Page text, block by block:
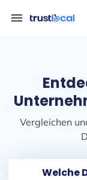
menu
Vergleichen